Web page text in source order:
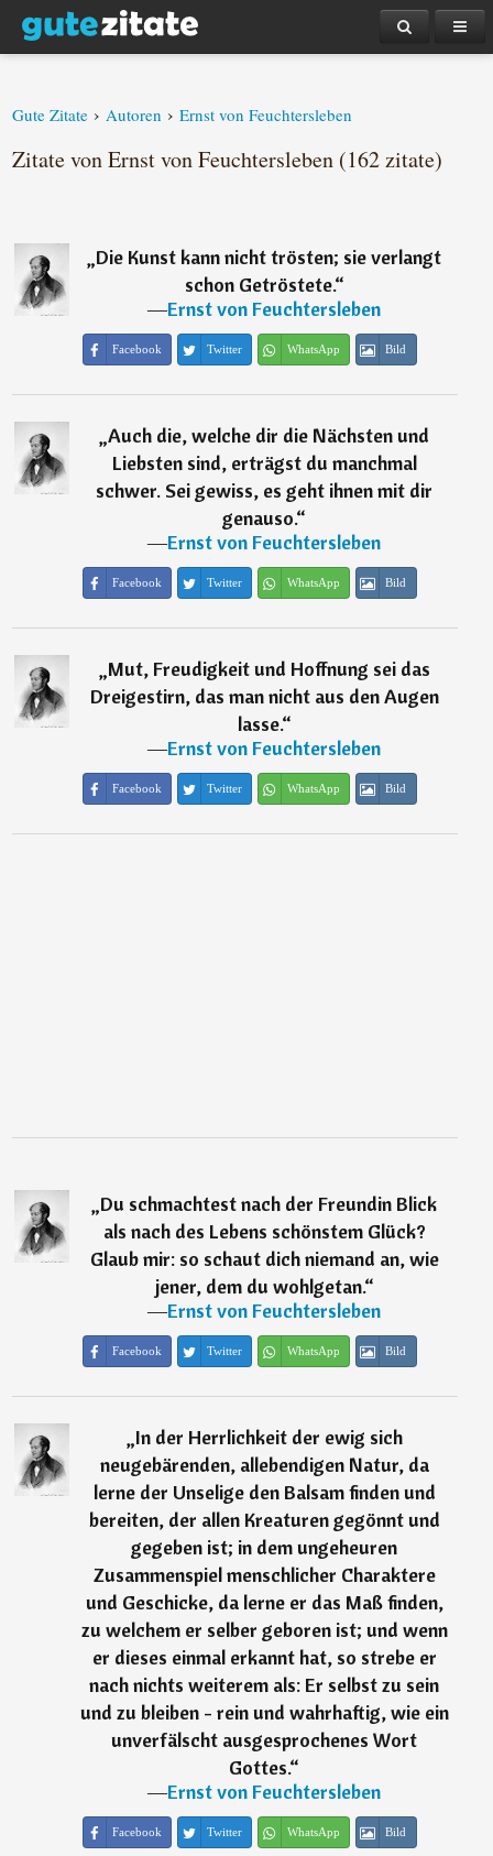
Gute Zitate › Autoren › Ernst von Feuchtersleben
Zitate von Ernst von Feuchtersleben (162 zitate)
„Die Kunst kann nicht trösten; sie verlangt
schon Getröstete.“
―Ernst von Feuchtersleben
Facebook Twitter WhatsApp Bild
„Auch die, welche dir die Nächsten und
Liebsten sind, erträgst du manchmal
schwer. Sei gewiss, es geht ihnen mit dir
genauso.“
―Ernst von Feuchtersleben
Facebook Twitter WhatsApp Bild
„Mut, Freudigkeit und Hoffnung sei das
Dreigestirn, das man nicht aus den Augen
lasse.“
―Ernst von Feuchtersleben
Facebook Twitter WhatsApp Bild
„Du schmachtest nach der Freundin Blick
als nach des Lebens schönstem Glück?
Glaub mir: so schaut dich niemand an, wie
jener, dem du wohlgetan.“
―Ernst von Feuchtersleben
Facebook Twitter WhatsApp Bild
„In der Herrlichkeit der ewig sich
neugebärenden, allebendigen Natur, da
lerne der Unselige den Balsam finden und
bereiten, der allen Kreaturen gegönnt und
gegeben ist; in dem ungeheuren
Zusammenspiel menschlicher Charaktere
und Geschicke, da lerne er das Maß finden,
zu welchem er selber geboren ist; und wenn
er dieses einmal erkannt hat, so strebe er
nach nichts weiterem als: Er selbst zu sein
und zu bleiben - rein und wahrhaftig, wie ein
unverfälscht ausgesprochenes Wort
Gottes.“
―Ernst von Feuchtersleben
Facebook Twitter WhatsApp Bild